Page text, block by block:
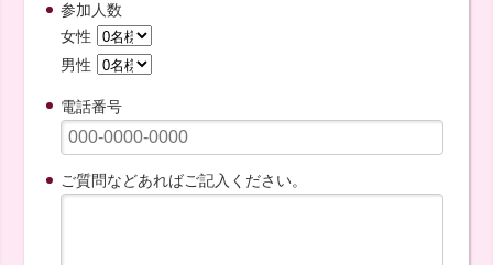
参加人数
女性
男性
電話番号
ご質問などあればご記入ください。